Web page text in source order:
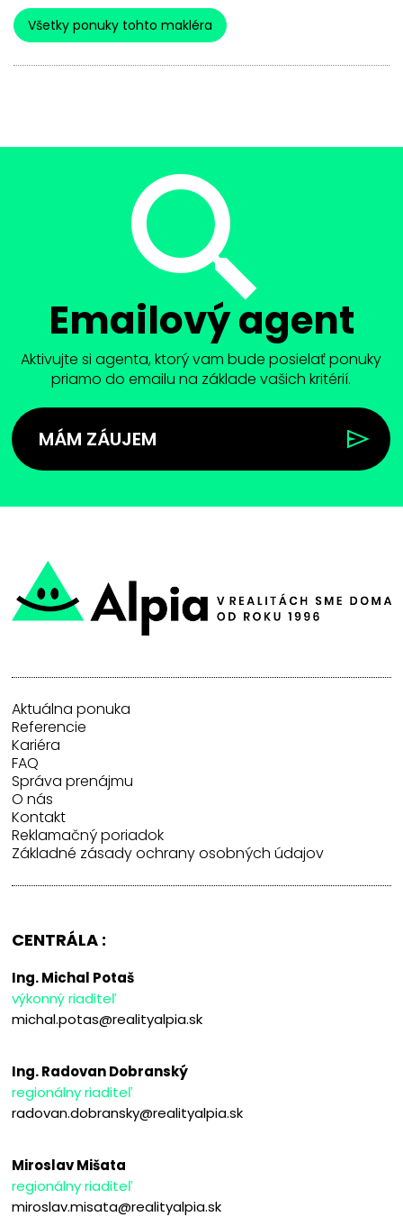
Všetky ponuky tohto makléra
Emailový agent
Aktivujte si agenta, ktorý vam bude posielať ponuky
priamo do emailu na základe vašich kritérií.
MÁM ZÁUJEM
Aktuálna ponuka
Referencie
Kariéra
FAQ
Správa prenájmu
O nás
Kontakt
Reklamačný poriadok
Základné zásady ochrany osobných údajov
CENTRÁLA :
Ing. Michal Potaš
výkonný riaditeľ
michal.potas@realityalpia.sk
Ing. Radovan Dobranský
regionálny riaditeľ
radovan.dobransky@realityalpia.sk
Miroslav Mišata
regionálny riaditeľ
miroslav.misata@realityalpia.sk